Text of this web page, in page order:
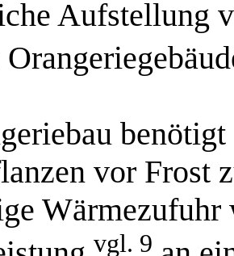
Aufstellung
vor Frost
Wärmezufuhr
vgl. 9